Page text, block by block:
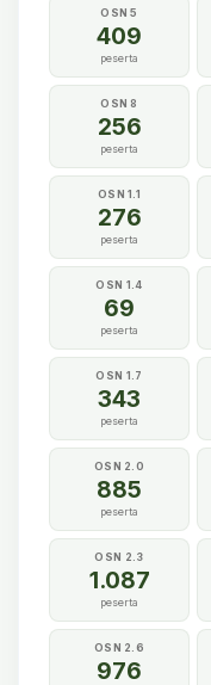
OSN 5
409
peserta
OSN 8
256
peserta
OSN 1.1
276
peserta
OSN 1.4
69
peserta
OSN 1.7
343
peserta
OSN 2.0
885
peserta
OSN 2.3
1.087
peserta
OSN 2.6
976